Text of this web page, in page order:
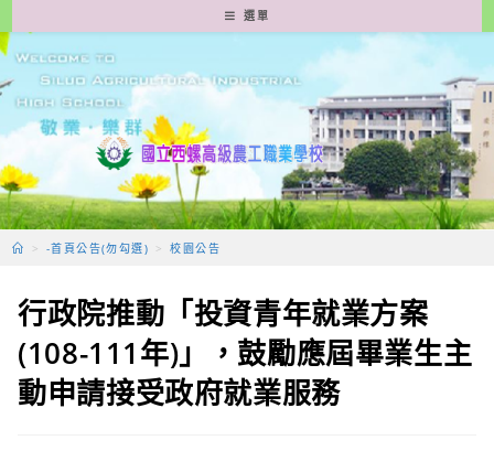
轉
至
要
容
選單
> -首頁公告(勿勾選) > 校園公告
行政院推動「投資青年就業方案
(108-111年)」，鼓勵應屆畢業生主
動申請接受政府就業服務